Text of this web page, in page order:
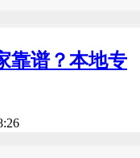
靠谱？本地专